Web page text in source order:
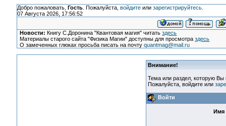
Добро пожаловать, Гость. Пожалуйста, войдитеили зарегистрируйтесь.
07 Августа 2026, 17:56:52
Новости: Книгу С.Доронина "Квантовая магия" читатьздесь
Материалы старого сайта "Физика Магии" доступны для просмотраздесь
О замеченных глюках просьба писать на почтуquantmag@mail.ru
Внимание!
Тема или раздел, которую Вы
Пожалуйста, войдите или
Войти
Имя